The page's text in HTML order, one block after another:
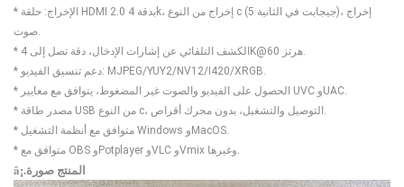
* الإخراج: حلقة HDMI 2.0 بدقة 4k، إخراج من النوع c (5 جيجابت في الثانية)، إخراج
صوت.
* الكشف التلقائي عن إشارات الإدخال، دقة تصل إلى 4K@60 هرتز.
* دعم تنسيق الفيديو: MJPEG/YUY2/NV12/I420/XRGB.
* الحصول على الفيديو والصوت غير المضغوط، يتوافق مع معايير UVC وUAC.
* مصدر طاقة USB من النوع c، التوصيل والتشغيل، بدون محرك أقراص.
* متوافق مع أنظمة التشغيل Windows وMacOS.
* متوافق مع OBS وPotplayer وVLC وVmix وغيرها.
â¡.المنتج صورة